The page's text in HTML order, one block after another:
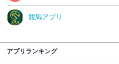
競馬アプリ
アプリランキング